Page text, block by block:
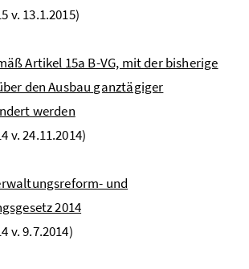
v. 13.1.2015)
Artikel 15a B-VG, mit der bisherige
den Ausbau ganztägiger
werden
v. 24.11.2014)
und
2014
v. 9.7.2014)